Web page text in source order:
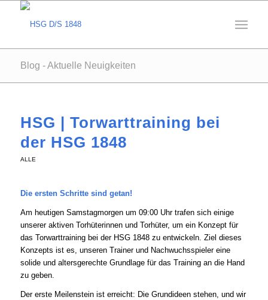
Blog - Aktuelle Neuigkeiten
HSG | Torwarttraining bei
der HSG 1848
ALLE
Die ersten Schritte sind getan!
Am heutigen Samstagmorgen um 09:00 Uhr trafen sich einige
unserer aktiven Torhüterinnen und Torhüter, um ein Konzept für
das Torwarttraining bei der HSG 1848 zu entwickeln. Ziel dieses
Konzepts ist es, unseren Trainer und Nachwuchsspieler eine
solide und altersgerechte Grundlage für das Training an die Hand
zu geben.
Der erste Meilenstein ist erreicht: Die Grundideen stehen, und wir